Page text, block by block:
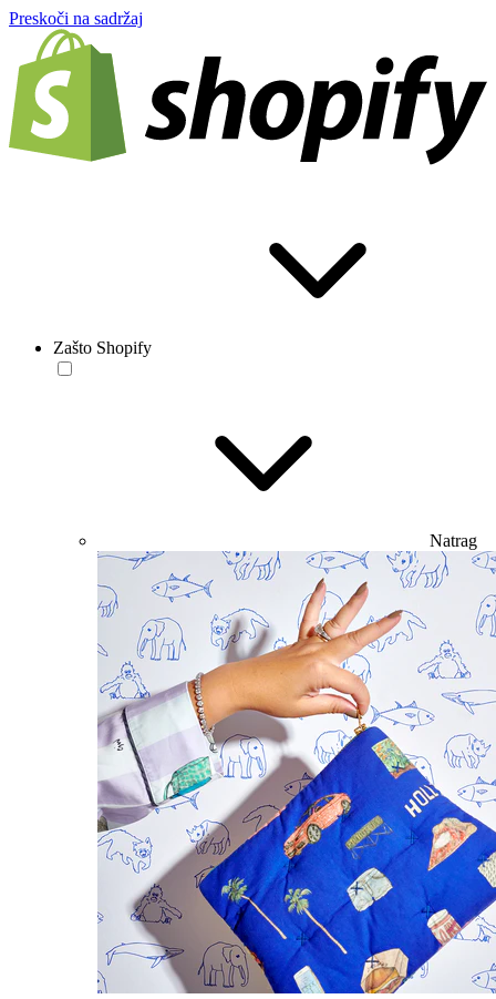
Preskoči na sadržaj
Zašto Shopify
Natrag